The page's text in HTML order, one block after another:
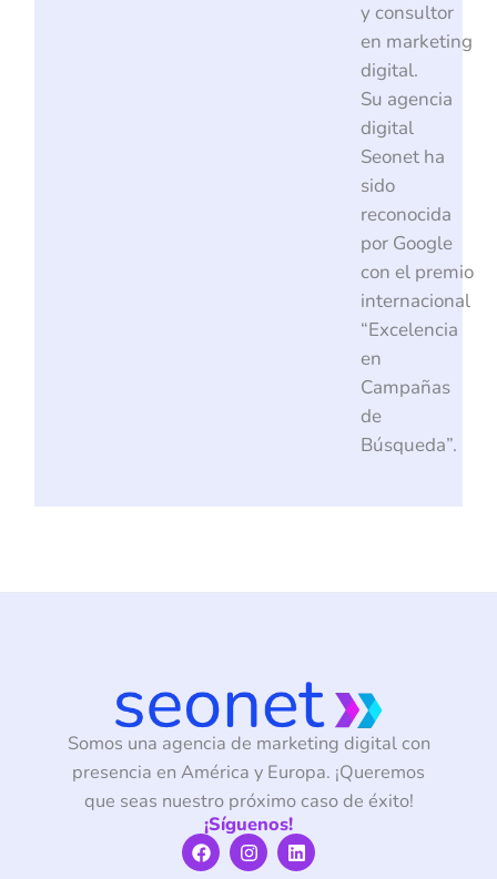
y consultor
en marketing
digital.
Su agencia
digital
Seonet ha
sido
reconocida
por Google
con el premio
internacional
“Excelencia
en
Campañas
de
Búsqueda”.
Somos una agencia de marketing digital con
presencia en América y Europa. ¡Queremos
que seas nuestro próximo caso de éxito!
¡Síguenos!
F
a
I
n
L
i